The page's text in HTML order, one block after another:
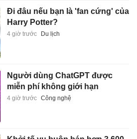
Đi đâu nếu bạn là 'fan cứng' của
Harry Potter?
4 giờ trước Du lịch
Người dùng ChatGPT được
miễn phí không giới hạn
4 giờ trước Công nghệ